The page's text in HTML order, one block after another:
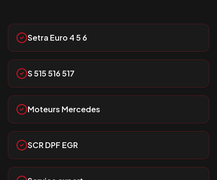
Setra Euro 4 5 6
S 515 516 517
Moteurs Mercedes
SCR DPF EGR